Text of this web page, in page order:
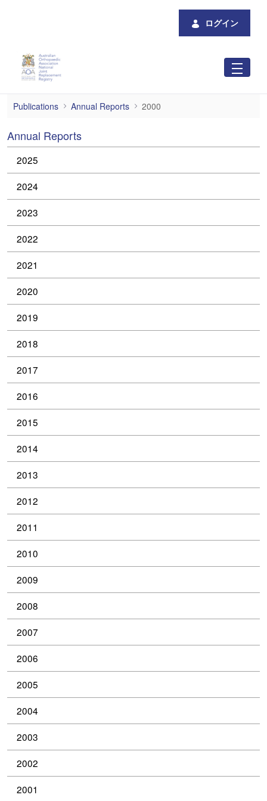
ログイン
2000
Publications Annual Reports 2000
Annual Reports
2025
2024
2023
2022
2021
2020
2019
2018
2017
2016
2015
2014
2013
2012
2011
2010
2009
2008
2007
2006
2005
2004
2003
2002
2001